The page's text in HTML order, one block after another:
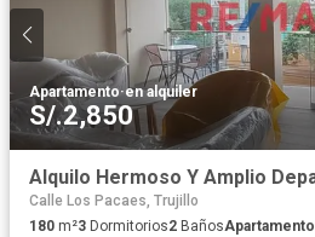
Apartamento·en alquiler
S/.2,850
Calle Los Pacaes, Trujillo
180 m²3 Dormitorios2 BañosApartamento